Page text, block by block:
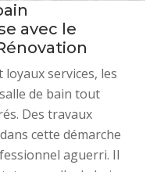
avec le
services, les
de bain tout
Des travaux
cette démarche
aguerri. Il